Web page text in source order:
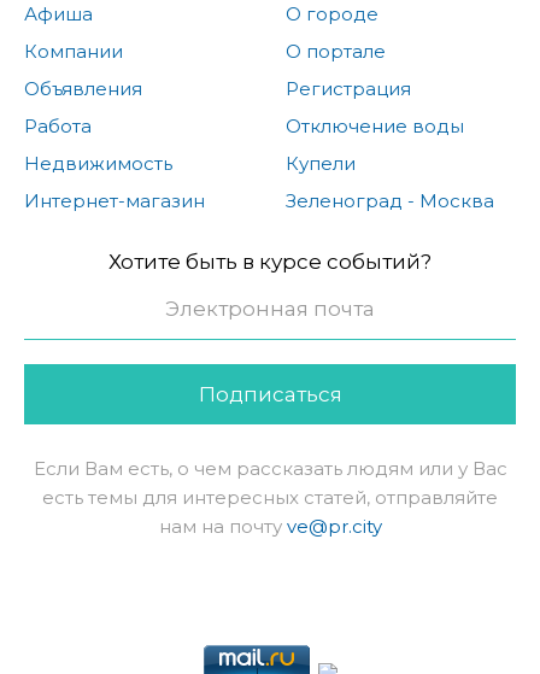
Афиша
Компании
Объявления
Работа
Недвижимость
Интернет-магазин
О городе
О портале
Регистрация
Отключение воды
Купели
Зеленоград - Москва
Хотите быть в курсе событий?
Подписаться
Если Вам есть, о чем рассказать людям или у Вас
есть темы для интересных статей, отправляйте
нам на почту ve@pr.city